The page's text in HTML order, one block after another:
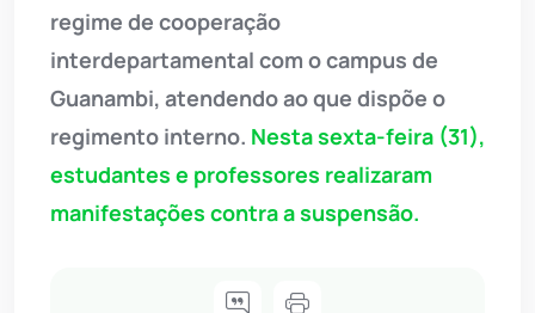
regime de cooperação
interdepartamental com o campus de
Guanambi, atendendo ao que dispõe o
regimento interno. Nesta sexta-feira (31),
estudantes e professores realizaram
manifestações contra a suspensão.